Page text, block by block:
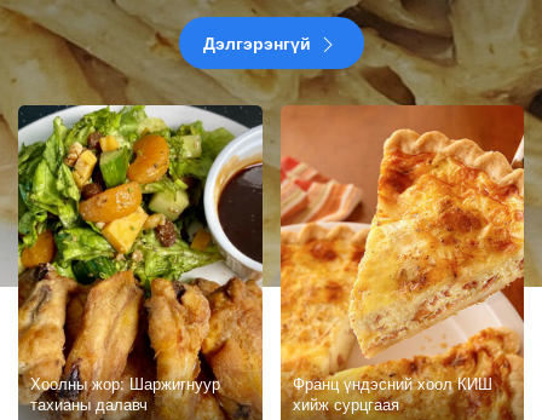
Дэлгэрэнгүй
Хоолны жор: Шаржигнуур
тахианы далавч
Франц үндэсний хоол КИШ
хийж сурцгаая